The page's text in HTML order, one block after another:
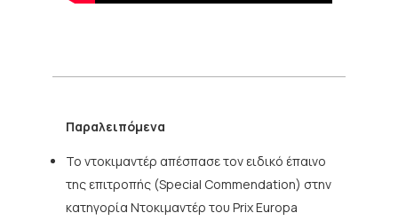
Παραλειπόμενα
Το ντοκιμαντέρ απέσπασε τον ειδικό έπαινο
της επιτροπής (Special Commendation) στην
κατηγορία Ντοκιμαντέρ του Prix Europa